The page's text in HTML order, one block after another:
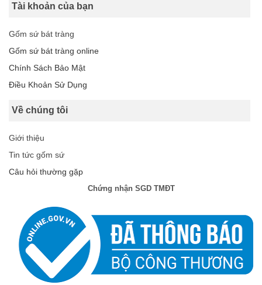
Tài khoản của bạn
Gốm sứ bát tràng
Gốm sứ bát tràng online
Chính Sách Bảo Mật
Điều Khoản Sử Dụng
Về chúng tôi
Giới thiệu
Tin tức gốm sứ
Câu hỏi thường gặp
Chứng nhận SGD TMĐT